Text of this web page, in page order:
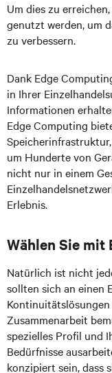
Um dies zu
genutzt werden, um
zu verbessern.
Dank Edge
in Ihrer
Informationen
Edge Computing
um Hunderte von
nicht nur in einem
Erlebnis.
Wählen Sie mit
Natürlich ist nicht
sollten sich an einen
Zusammenarbeit
spezielles Profil und
Bedürfnisse
konzipiert sein, dass